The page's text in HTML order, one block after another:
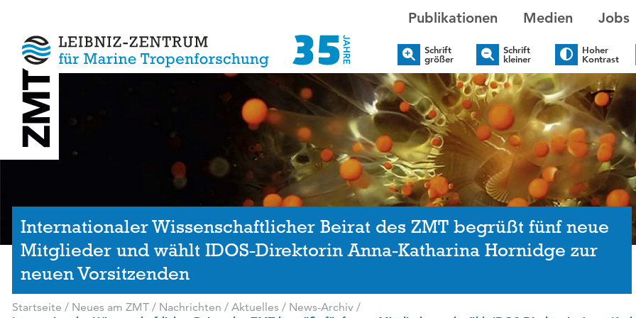
Publikationen Medien Jobs
Schrift
größer
Schrift
kleiner
Hoher
Kontrast
Internationaler Wissenschaftlicher Beirat des ZMT begrüßt fünf neue
Mitglieder und wählt IDOS-Direktorin Anna-Katharina Hornidge zur
neuen Vorsitzenden
Startseite / Neues am ZMT/ Nachrichten / Aktuelles / News-Archiv/